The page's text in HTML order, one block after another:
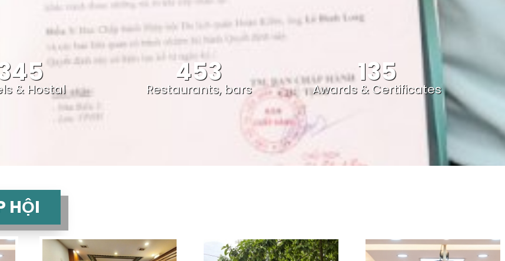
& Hostal
453
Restaurants, bars
135
Awards & Certificates
HỘI